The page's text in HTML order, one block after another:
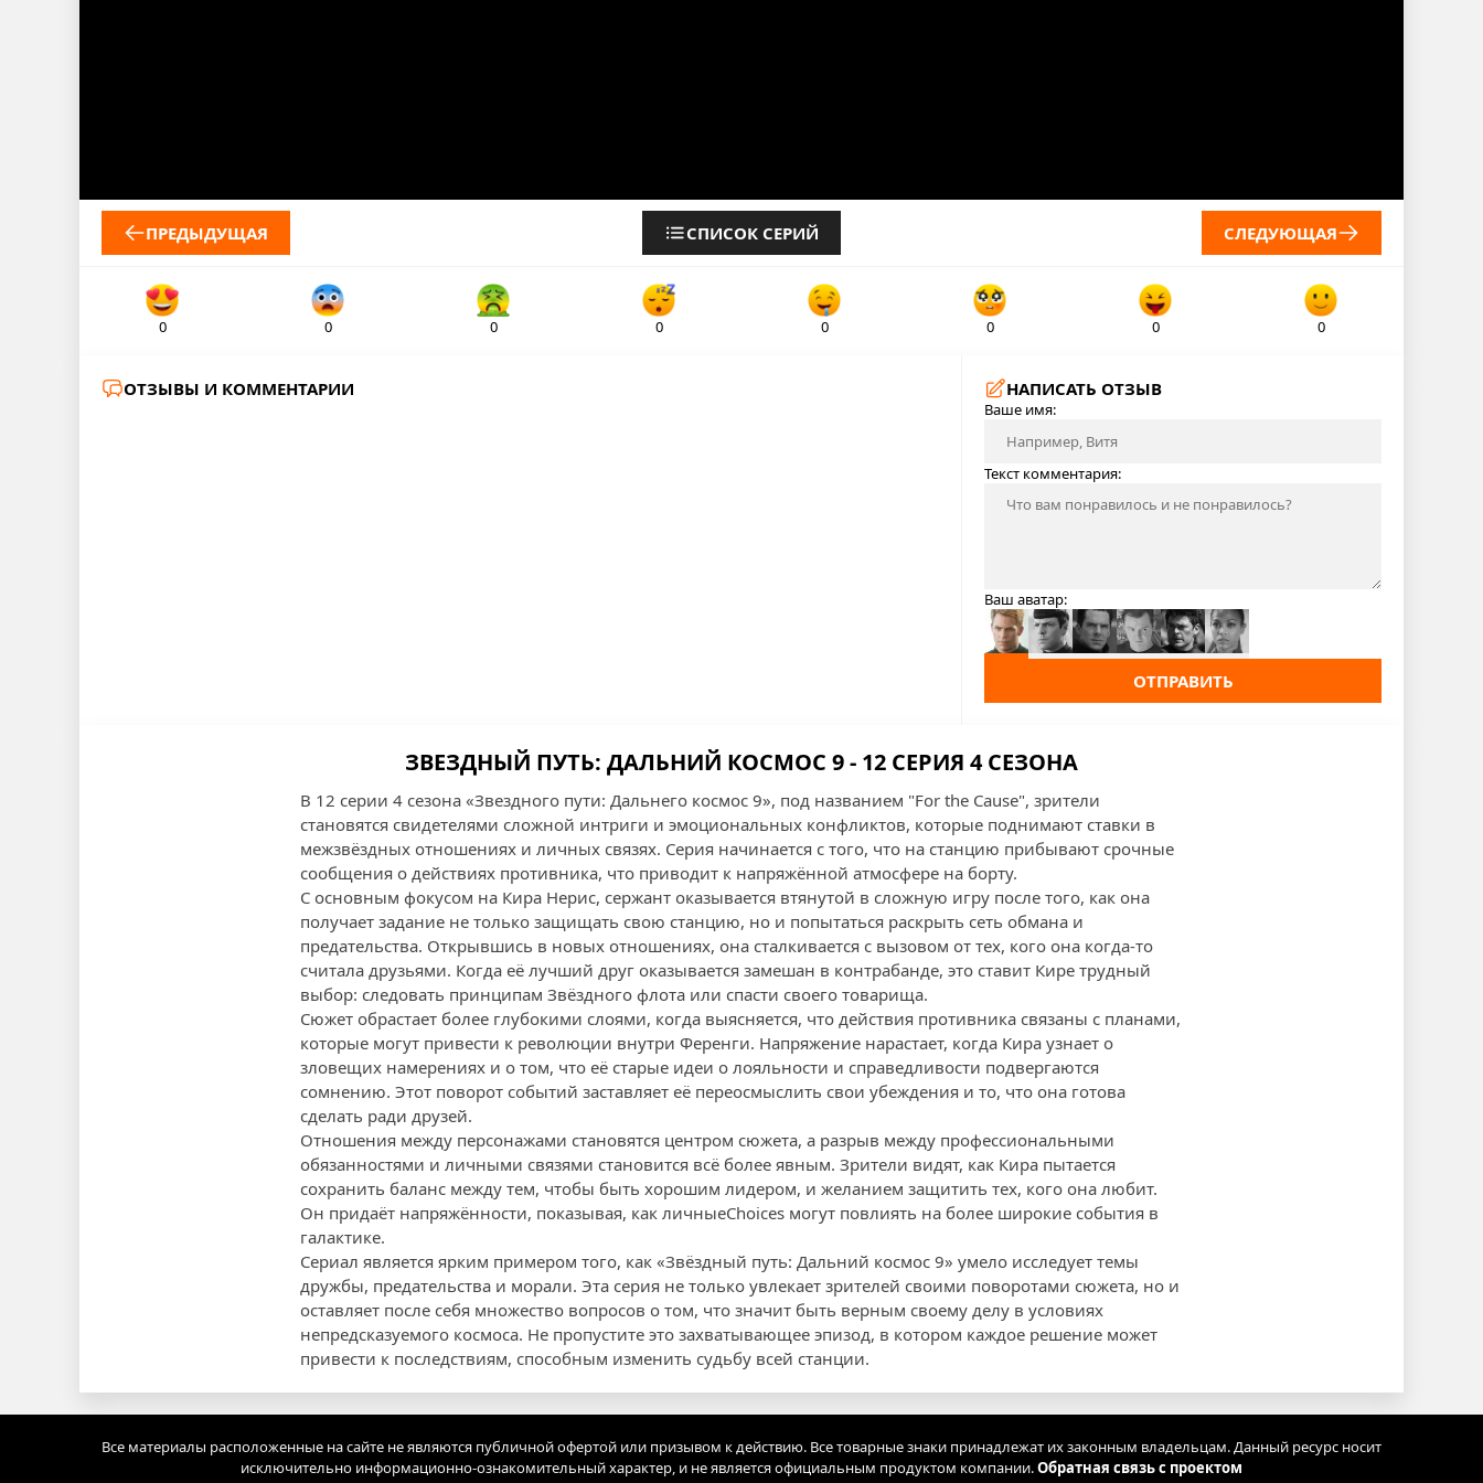
ПРЕДЫДУЩАЯ СПИСОК СЕРИЙ СЛЕДУЮЩАЯ
0 0 0 0 0 0 0 0
ОТЗЫВЫ И КОММЕНТАРИИ НАПИСАТЬ ОТЗЫВ
Ваше имя:
Текст комментария:
Ваш аватар:
ОТПРАВИТЬ
ЗВЕЗДНЫЙ ПУТЬ: ДАЛЬНИЙ КОСМОС 9 - 12 СЕРИЯ 4 СЕЗОНА
В 12 серии 4 сезона «Звездного пути: Дальнего космос 9», под названием "For the Cause", зрители
становятся свидетелями сложной интриги и эмоциональных конфликтов, которые поднимают ставки в
межзвёздных отношениях и личных связях. Серия начинается с того, что на станцию прибывают срочные
сообщения о действиях противника, что приводит к напряжённой атмосфере на борту.
С основным фокусом на Кира Нерис, сержант оказывается втянутой в сложную игру после того, как она
получает задание не только защищать свою станцию, но и попытаться раскрыть сеть обмана и
предательства. Открывшись в новых отношениях, она сталкивается с вызовом от тех, кого она когда-то
считала друзьями. Когда её лучший друг оказывается замешан в контрабанде, это ставит Кире трудный
выбор: следовать принципам Звёздного флота или спасти своего товарища.
Сюжет обрастает более глубокими слоями, когда выясняется, что действия противника связаны с планами,
которые могут привести к революции внутри Ференги. Напряжение нарастает, когда Кира узнает о
зловещих намерениях и о том, что её старые идеи о лояльности и справедливости подвергаются
сомнению. Этот поворот событий заставляет её переосмыслить свои убеждения и то, что она готова
сделать ради друзей.
Отношения между персонажами становятся центром сюжета, а разрыв между профессиональными
обязанностями и личными связями становится всё более явным. Зрители видят, как Кира пытается
сохранить баланс между тем, чтобы быть хорошим лидером, и желанием защитить тех, кого она любит.
Он придаёт напряжённости, показывая, как личныеChoices могут повлиять на более широкие события в
галактике.
Сериал является ярким примером того, как «Звёздный путь: Дальний космос 9» умело исследует темы
дружбы, предательства и морали. Эта серия не только увлекает зрителей своими поворотами сюжета, но и
оставляет после себя множество вопросов о том, что значит быть верным своему делу в условиях
непредсказуемого космоса. Не пропустите это захватывающее эпизод, в котором каждое решение может
привести к последствиям, способным изменить судьбу всей станции.
Все материалы расположенные на сайте не являются публичной офертой или призывом к действию. Все товарные знаки принадлежат их законным владельцам. Данный ресурс носит
исключительно информационно-ознакомительный характер, и не является официальным продуктом компании.Обратная связь с проектом